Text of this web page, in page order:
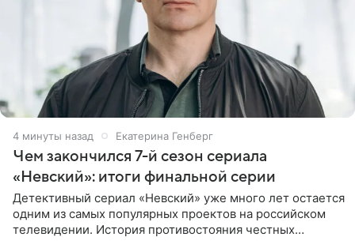
5 минут назад Екатерина Генберг
Чем закончился 7-й сезон сериала
«Невский»: итоги финальной серии
Детективный сериал «Невский» уже много лет остается
одним из самых популярных проектов на российском
телевидении. История противостояния честных